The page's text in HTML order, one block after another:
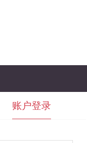
账户登录